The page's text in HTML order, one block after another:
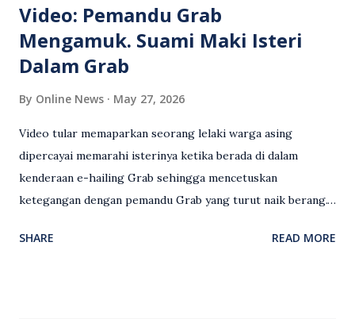
Video: Pemandu Grab
Mengamuk. Suami Maki Isteri
Dalam Grab
By Online News May 27, 2026
Video tular memaparkan seorang lelaki warga asing
dipercayai memarahi isterinya ketika berada di dalam
kenderaan e-hailing Grab sehingga mencetuskan
ketegangan dengan pemandu Grab yang turut naik berang.
antara seorang lelaki warga asing dengan pemandu Grab
SHARE READ MORE